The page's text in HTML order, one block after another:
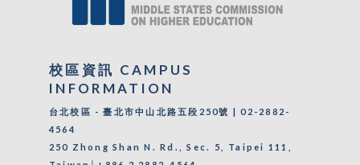
校區資訊 CAMPUS
INFORMATION
台北校區 - 臺北市中山北路五段250號 | 02-2882-
4564
250 Zhong Shan N. Rd., Sec. 5, Taipei 111,